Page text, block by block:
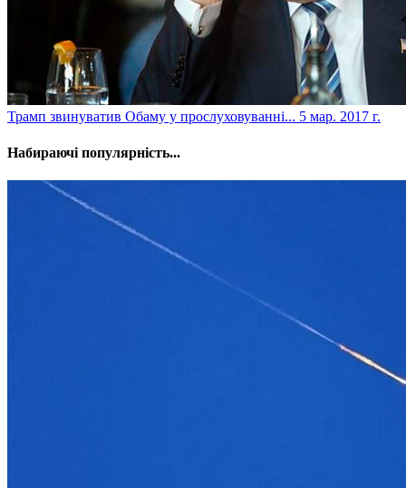
​Трамп звинуватив Обаму у прослуховуванні... 5 мар. 2017 г.
Набираючі популярність...